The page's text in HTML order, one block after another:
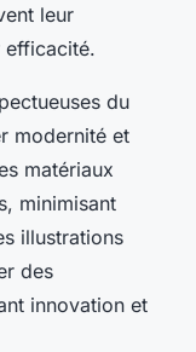
leur
efficacité.
du
modernité et
matériaux
minimisant
illustrations
des
innovation et